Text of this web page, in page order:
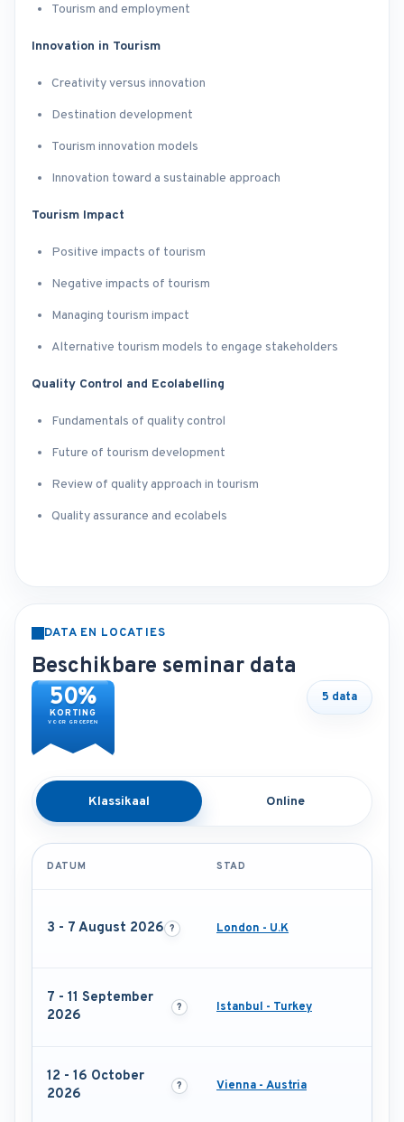
Tourism and employment
Innovation in Tourism
Creativity versus innovation
Destination development
Tourism innovation models
Innovation toward a sustainable approach
Tourism Impact
Positive impacts of tourism
Negative impacts of tourism
Managing tourism impact
Alternative tourism models to engage stakeholders
Quality Control and Ecolabelling
Fundamentals of quality control
Future of tourism development
Review of quality approach in tourism
Quality assurance and ecolabels
DATA EN LOCATIES
Beschikbare seminar data
50%
KORTING
VOOR GROEPEN
5 data
Klassikaal Online
DATUM STAD
3 - 7 August 2026 London - U.K
7 - 11 September
2026
Istanbul - Turkey
12 - 16 October
2026
Vienna - Austria